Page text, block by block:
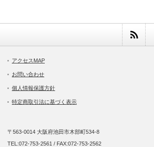
アクセスMAP
お問い合わせ
個人情報保護方針
特定商取引法に基づく表示
〒563-0014 大阪府池田市木部町534-8
TEL:072-753-2561 / FAX:072-753-2562